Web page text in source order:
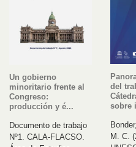
Un gobierno
minoritario frente al
Congreso:
producción y é...
Documento de trabajo
Nº1. CALA-FLACSO.
del
sobre
M. C.